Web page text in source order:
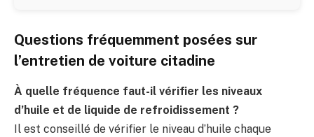
Questions fréquemment posées sur
l’entretien de voiture citadine
À quelle fréquence faut-il vérifier les niveaux
d’huile et de liquide de refroidissement ?
Il est conseillé de vérifier le niveau d’huile chaque